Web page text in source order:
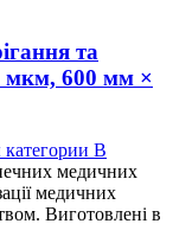
та
мкм, 600 мм ×
B
медичних
медичних
Виготовлені в